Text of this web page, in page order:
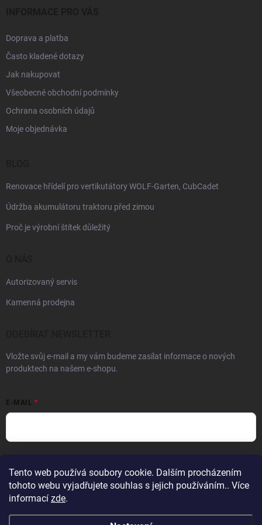
Tento web používá soubory cookie. Dalším procházením
tohoto webu vyjadřujete souhlas s jejich používáním.. Více
informací zde.
Doprava a platba
Často kladené dotazy
Jak nakupovat
Všeobecné obchodní podmínky
Ochrana osobních údajů
Moje objednávka
Renovace hřídelí pro vertikutátory WOLF-Garten, CubCadet
Údržba akumulátoru traktoru před zimou
Proč je výrobní štítek důležitý
Autorizovaný servis
Kamenná prodejna
Vložte svůj e-mail a my vám budeme zasílat informace o nových
produktech na našem e-shopu.
E-MAIL
Přihlásit se